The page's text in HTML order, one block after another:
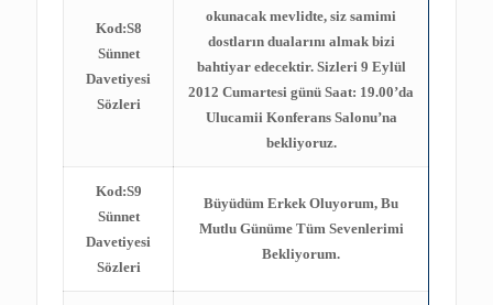
Kod:S8
Sünnet
Davetiyesi
Sözleri
okunacak mevlidte, siz samimi
dostların dualarını almak bizi
bahtiyar edecektir. Sizleri 9 Eylül
2012 Cumartesi günü Saat: 19.00’da
Ulucamii Konferans Salonu’na
bekliyoruz.
Kod:S9
Sünnet
Davetiyesi
Sözleri
Büyüdüm Erkek Oluyorum, Bu
Mutlu Günüme Tüm Sevenlerimi
Bekliyorum.